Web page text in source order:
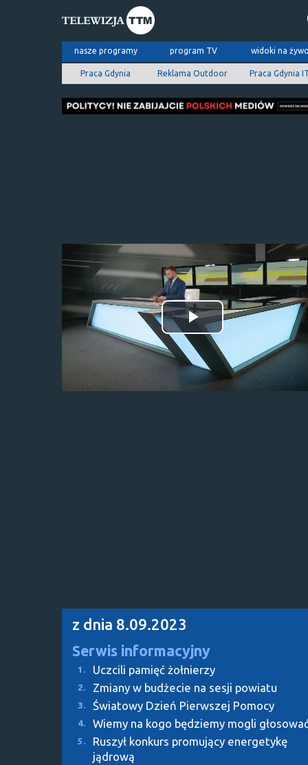
nasze programy program TV widoki na
Praca Gdynia Reklama Outdoor Praca Gdynia
Odtwórz
wideo
z dnia 8.09.2023
Serwis informacyjny
1. Uczcili pamięć żołnierzy
2. Zmiany w budżecie na sesji powiatu
3. Światowy Dzień Pierwszej Pomocy
4. Wiemy na kogo będziemy mogli
5.
Ruszył konkurs promujący energetykę
jądrową